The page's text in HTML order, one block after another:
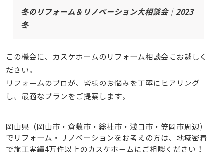
冬のリフォーム＆リノベーション大相談会│2023
冬
この機会に、カスケホームのリフォーム相談会にお越しく
ださい。
リフォームのプロが、皆様のお悩みを丁寧にヒアリング
し、最適なプランをご提案します。
岡山県（岡山市・倉敷市・総社市・浅口市・笠岡市周辺）
でリフォーム・リノベーションをお考えの方は、地域密着
で施工実績4万件以上のカスケホームにご相談ください！